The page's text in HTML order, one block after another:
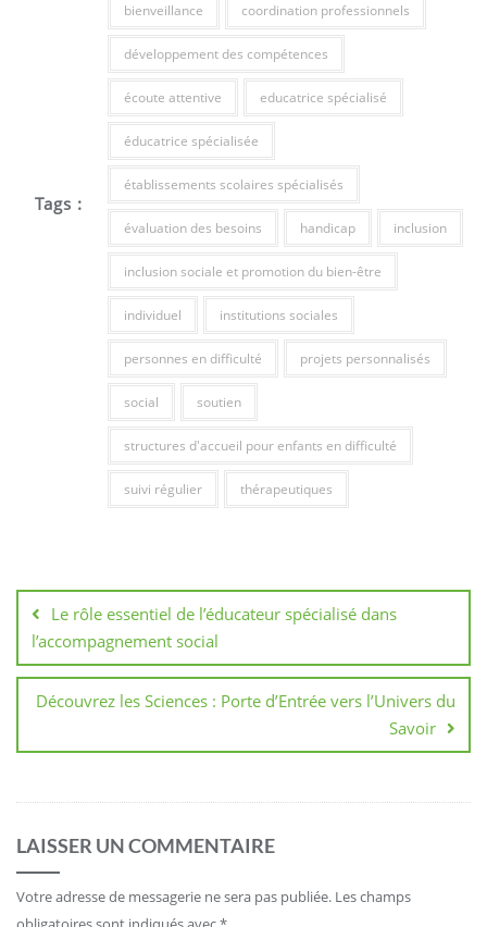
Tags :
bienveillance coordination professionnels
développement des compétences
écoute attentive educatrice spécialisé
éducatrice spécialisée
établissements scolaires spécialisés
évaluation des besoins handicap inclusion
inclusion sociale et promotion du bien-être
individuel institutions sociales
personnes en difficulté projets personnalisés
social soutien
structures d'accueil pour enfants en difficulté
suivi régulier thérapeutiques
de
l’article
Le rôle essentiel de l’éducateur spécialisé dans
l’accompagnement social
Découvrez les Sciences : Porte d’Entrée vers l’Univers du
Savoir
LAISSER UN COMMENTAIRE
Votre adresse de messagerie ne sera pas publiée. Les champs